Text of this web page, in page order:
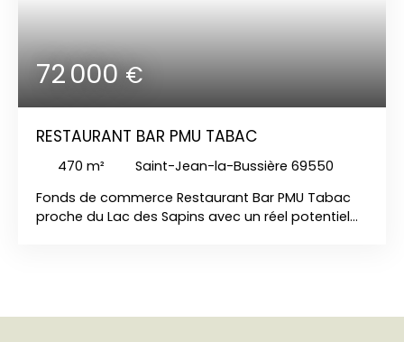
72 000€
RESTAURANT BAR PMU TABAC
470 m²
Saint-Jean-la-Bussière 69550
Fonds de commerce Restaurant Bar PMU Tabac
proche du Lac des Sapins avec un réel potentiel